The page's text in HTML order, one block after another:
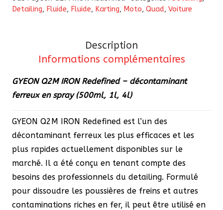
Q2M
décontaminant
ferreux
en
(500ml,
1l,
4l)
Detailing, Fluide, Fluide, Karting, Moto, Quad, Voiture
Description
Informations complémentaires
GYEON Q2M IRON Redefined – décontaminant
ferreux en spray (500ml, 1l, 4l)
GYEON Q2M IRON Redefined est l’un des
décontaminant ferreux les plus efficaces et les
plus rapides actuellement disponibles sur le
marché. Il a été conçu en tenant compte des
besoins des professionnels du detailing. Formulé
pour dissoudre les poussières de freins et autres
contaminations riches en fer, il peut être utilisé en